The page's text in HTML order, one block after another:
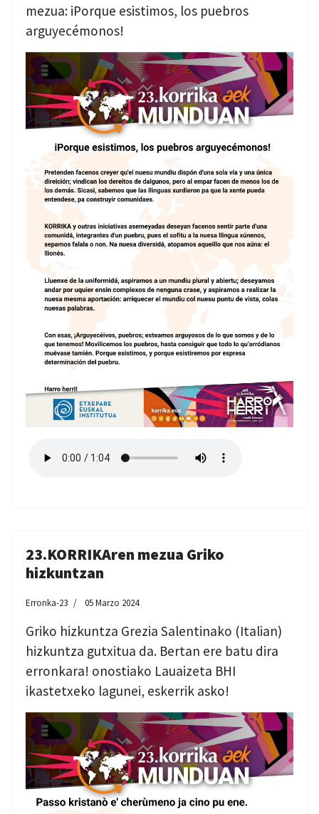
mezua: iPorque esistimos, los puebros
arguyecémonos!
23.KORRIKAren mezua Griko
hizkuntzan
Erronka-23 05 Marzo 2024
Griko hizkuntza Grezia Salentinako (Italian)
hizkuntza gutxitua da. Bertan ere batu dira
erronkara! onostiako Lauaizeta BHI
ikastetxeko lagunei, eskerrik asko!